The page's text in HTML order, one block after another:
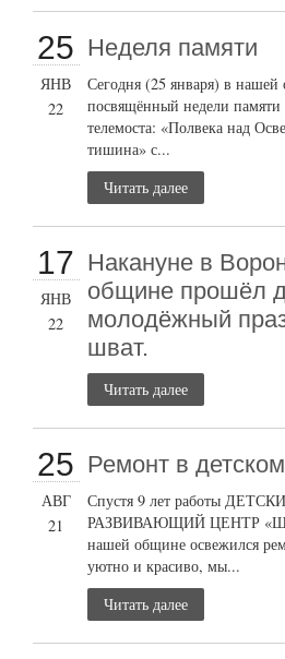
25
ЯНВ
22
Неделя памяти
Сегодня (25 января) в
посвящённый недели памяти
телемоста: «Полвека над
тишина» с...
Читать далее
17
ЯНВ
22
Накануне в
общине прошёл
молодёжный
шват.
Читать далее
25
АВГ
21
Ремонт в
Спустя 9 лет работы
РАЗВИВАЮЩИЙ ЦЕНТР
нашей общине освежился
уютно и красиво, мы...
Читать далее